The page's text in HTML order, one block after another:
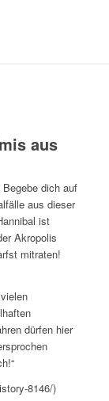
aus
dich auf
aus dieser
ist
Akropolis
mitraten!
dürfen hier
8146/)